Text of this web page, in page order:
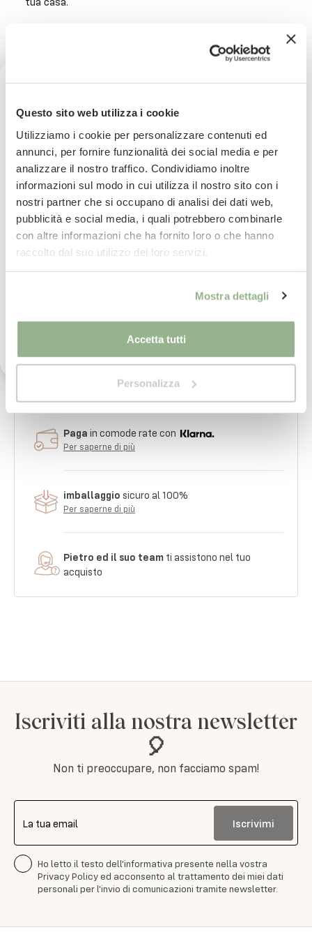
Questo sito web utilizza i cookie
Utilizziamo i cookie per personalizzare contenuti ed
annunci, per fornire funzionalità dei social media e per
analizzare il nostro traffico. Condividiamo inoltre
informazioni sul modo in cui utilizza il nostro sito con i
nostri partner che si occupano di analisi dei dati web,
pubblicità e social media, i quali potrebbero combinarle
con altre informazioni che ha fornito loro o che hanno
raccolto dal suo utilizzo dei loro servizi.
Mostra dettagli
Accetta tutti
Personalizza
capacità) a 30° con programma/prodotti delicati
-Non candeggiare
-Non centrifugare
-Non stirare
-Non lavare a secco
-No Asciugatrice
Per saperne di più
Paga in comode rate con
Per saperne di più
imballaggio sicuro al 100%
Per saperne di più
Pietro ed il suo team ti assistono nel tuo
acquisto
Iscriviti alla nostra newsletter
🎈
Non ti preoccupare, non facciamo spam!
La tua email Iscrivimi
Ho letto il testo dell'informativa presente nella vostra
Privacy Policy ed acconsento al trattamento dei miei dati
personali per l'invio di comunicazioni tramite newsletter.
Ricevi uno sconto del 10% sul
tuo prossimo ordine
Iscriviti subito alla nostra newsletter
La tua email
Iscrivimi
vostra Privacy Policy ed acconsento al
comunicazioni tramite newsletter.